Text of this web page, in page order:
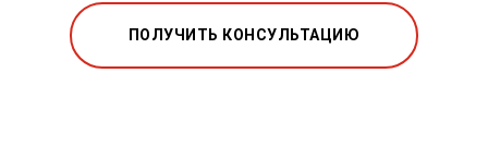
ПОЛУЧИТЬ КОНСУЛЬТАЦИЮ